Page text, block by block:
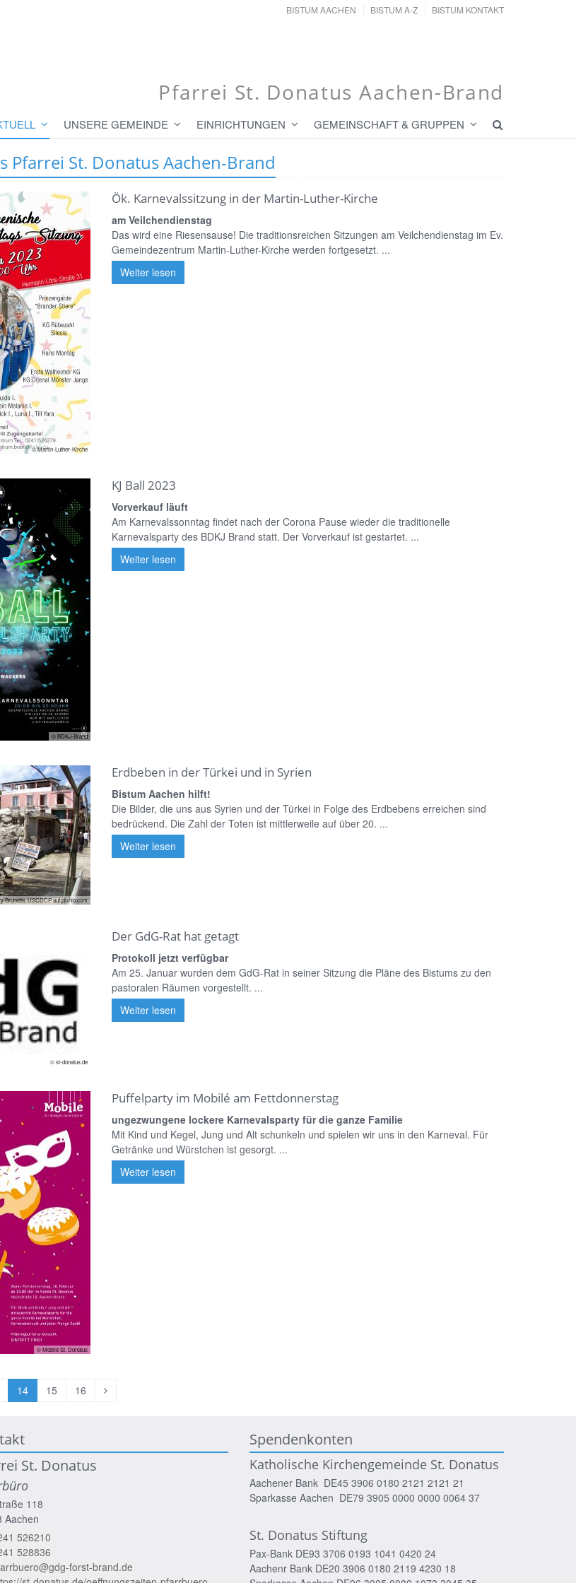
BISTUM AACHEN BISTUM A-Z BISTUM KONTAKT
Pfarrei St. Donatus Aachen-Brand
UNSERE GEMEINDE EINRICHTUNGEN GEMEINSCHAFT & GRUPPEN
Pfarrei St. Donatus Aachen-Brand
© Martin-Luther-Kirche
Ök. Karnevalssitzung in der Martin-Luther-Kirche
am Veilchendienstag
Das wird eine Riesensause! Die traditionsreichen Sitzungen am Veilchendienstag im Ev.
Gemeindezentrum Martin-Luther-Kirche werden fortgesetzt. ...
Weiter lesen
© BDKJ-Brand
KJ Ball 2023
Vorverkauf läuft
Am Karnevalssonntag findet nach der Corona Pause wieder die traditionelle
Karnevalsparty des BDKJ Brand statt. Der Vorverkauf ist gestartet. ...
Weiter lesen
Brunette, USCDCP auf pixnio.com
Erdbeben in der Türkei und in Syrien
Bistum Aachen hilft!
Die Bilder, die uns aus Syrien und der Türkei in Folge des Erdbebens erreichen sind
bedrückend. Die Zahl der Toten ist mittlerweile auf über 20. ...
Weiter lesen
© st-donatus.de
Der GdG-Rat hat getagt
Protokoll jetzt verfügbar
Am 25. Januar wurden dem GdG-Rat in seiner Sitzung die Pläne des Bistums zu den
pastoralen Räumen vorgestellt. ...
Weiter lesen
© Mobilé St. Donatus
Puffelparty im Mobilé am Fettdonnerstag
ungezwungene lockere Karnevalsparty für die ganze Familie
Mit Kind und Kegel, Jung und Alt schunkeln und spielen wir uns in den Karneval. Für
Getränke und Würstchen ist gesorgt. ...
Weiter lesen
14 15 16
Nächste
St. Donatus
118
Aachen
526210
528836
forst-brand.de
Spendenkonten
Katholische Kirchengemeinde St. Donatus
Aachener Bank DE45 3906 0180 2121 2121 21
Sparkasse Aachen DE79 3905 0000 0000 0064 37
St. Donatus Stiftung
Pax-Bank DE93 3706 0193 1041 0420 24
Aachenr Bank DE20 3906 0180 2119 4230 18